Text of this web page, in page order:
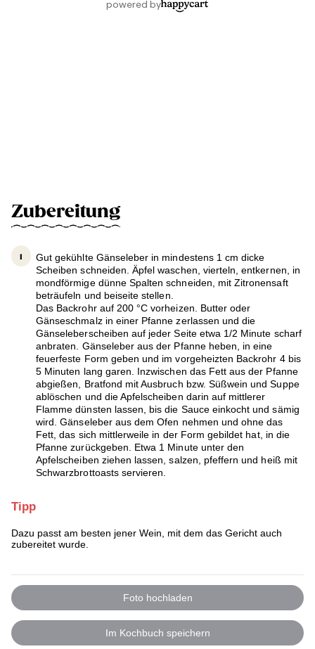
Zubereitung
Gut gekühlte Gänseleber in mindestens 1 cm dicke
Scheiben schneiden. Äpfel waschen, vierteln, entkernen, in
mondförmige dünne Spalten schneiden, mit Zitronensaft
beträufeln und beiseite stellen.
Das Backrohr auf 200 °C vorheizen. Butter oder
Gänseschmalz in einer Pfanne zerlassen und die
Gänseleberscheiben auf jeder Seite etwa 1/2 Minute scharf
anbraten. Gänseleber aus der Pfanne heben, in eine
feuerfeste Form geben und im vorgeheizten Backrohr 4 bis
5 Minuten lang garen. Inzwischen das Fett aus der Pfanne
abgießen, Bratfond mit Ausbruch bzw. Süßwein und Suppe
ablöschen und die Apfelscheiben darin auf mittlerer
Flamme dünsten lassen, bis die Sauce einkocht und sämig
wird. Gänseleber aus dem Ofen nehmen und ohne das
Fett, das sich mittlerweile in der Form gebildet hat, in die
Pfanne zurückgeben. Etwa 1 Minute unter den
Apfelscheiben ziehen lassen, salzen, pfeffern und heiß mit
Schwarzbrottoasts servieren.
Tipp
Dazu passt am besten jener Wein, mit dem das Gericht auch
zubereitet wurde.
Foto hochladen
Im Kochbuch speichern